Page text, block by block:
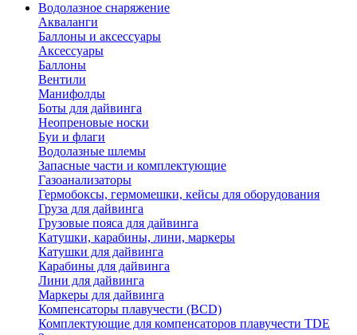
Водолазное снаряжение
Акваланги
Баллоны и аксессуары
Аксессуары
Баллоны
Вентили
Манифолды
Боты для дайвинга
Неопреновые носки
Буи и флаги
Водолазные шлемы
Запасные части и комплектующие
Газоанализаторы
Гермобоксы, гермомешки, кейсы для оборудования
Груза для дайвинга
Грузовые пояса для дайвинга
Катушки, карабины, лини, маркеры
Катушки для дайвинга
Карабины для дайвинга
Лини для дайвинга
Маркеры для дайвинга
Компенсаторы плавучести (BCD)
Комплектующие для компенсаторов плавучести TDE